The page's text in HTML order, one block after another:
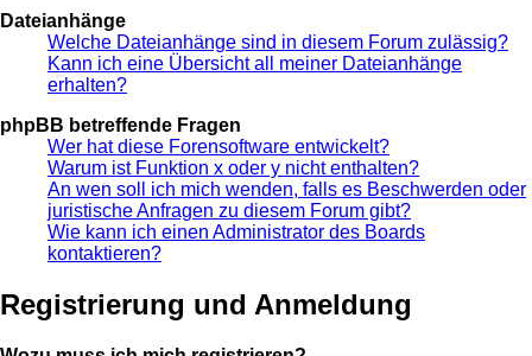
Dateianhänge
Welche Dateianhänge sind in diesem Forum zulässig?
Kann ich eine Übersicht all meiner Dateianhänge
erhalten?
phpBB betreffende Fragen
Wer hat diese Forensoftware entwickelt?
Warum ist Funktion x oder y nicht enthalten?
An wen soll ich mich wenden, falls es Beschwerden oder
juristische Anfragen zu diesem Forum gibt?
Wie kann ich einen Administrator des Boards
kontaktieren?
Registrierung und Anmeldung